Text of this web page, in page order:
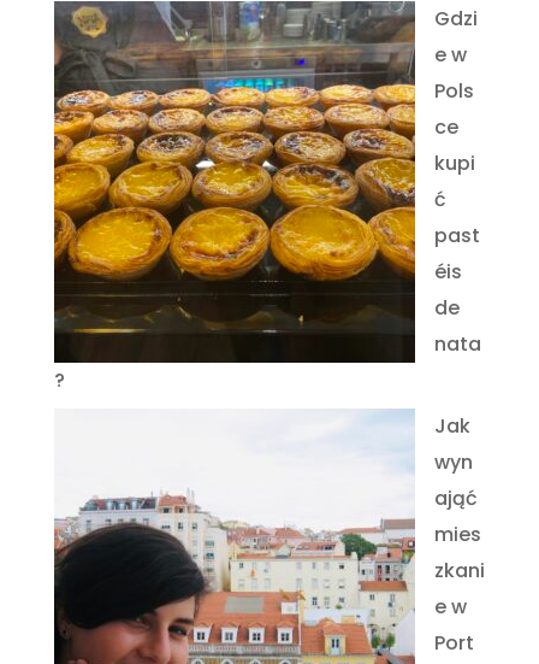
Gdzi
e w
Pols
ce
kupi
ć
past
éis
de
nata
?
Jak
wyn
ająć
mies
zkani
e w
Port